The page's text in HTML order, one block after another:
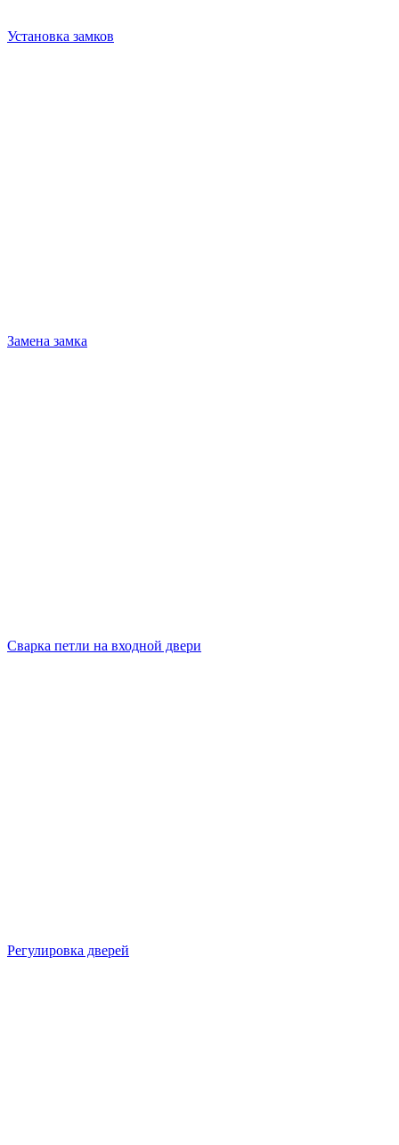
Установка замков
Замена замка
Сварка петли на входной двери
Регулировка дверей